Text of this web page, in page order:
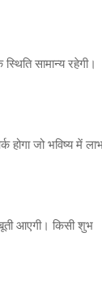
सामान्य रहेगी।
जो भविष्य में
आएगी। किसी शुभ